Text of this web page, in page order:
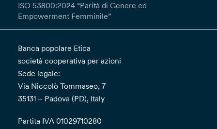
ISO 53800:2024 “Parità di Genere ed
Empowerment Femminile”
Banca popolare Etica
società cooperativa per azioni
Sede legale:
Via Niccolò Tommaseo, 7
35131 – Padova (PD), Italy
Partita IVA 01029710280